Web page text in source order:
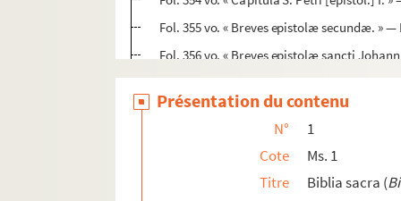
Fol. 355 vo. « Breves epistolæ secundæ. »
Fol. 356 vo. « Breves epistolæ sancti
Fol. 357 vo. « Capitula epistole secunde. »
Fol. 358. « Breves epistolæ tertiæ. » —
Fol. 358 vo. « Capitula [epistolæ Judæ]. »
Fol. 358 vo. « Prefatio in Apocalypsis »
Fol. 359. « Capitula. » — « Apocalipsis »
Présentation du contenu
N°
1
Cote
Ms. 1
Titre
Biblia sacra (